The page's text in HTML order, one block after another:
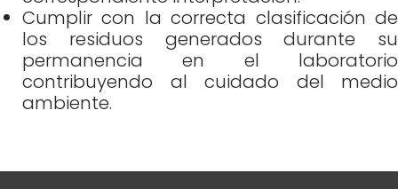
Cumplir con la correcta clasificación de
los residuos generados durante su
permanencia en el laboratorio
contribuyendo al cuidado del medio
ambiente.